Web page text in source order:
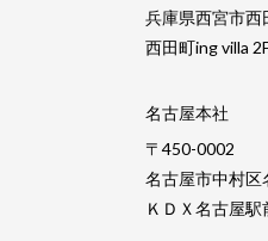
兵庫県西宮市西
西田町ing villa
名古屋本社
〒450-0002
名古屋市中村
ＫＤＸ名古屋